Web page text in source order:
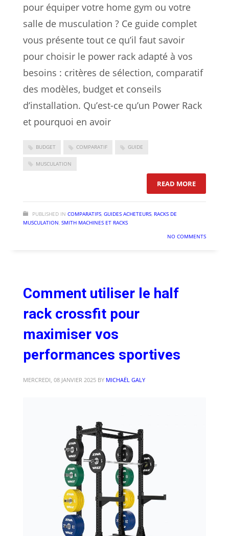
pour équiper votre home gym ou votre
salle de musculation ? Ce guide complet
vous présente tout ce qu’il faut savoir
pour choisir le power rack adapté à vos
besoins : critères de sélection, comparatif
des modèles, budget et conseils
d’installation. Qu’est-ce qu’un Power Rack
et pourquoi en avoir
BUDGET COMPARATIF GUIDE
MUSCULATION
READ MORE: POWER
PUBLISHED IN COMPARATIFS, GUIDES ACHETEURS, RACKS DE
MUSCULATION, SMITH MACHINES ET RACKS
NO COMMENTS
Comment utiliser le half
rack crossfit pour
maximiser vos
performances sportives
MERCREDI, 08 JANVIER 2025 BY MICHAËL GALY